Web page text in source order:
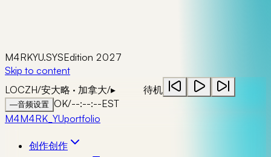
M4RKYU.SYSEdition 2027
Skip to content
LOCZH/安大略 · 加拿大/▸ 待机
—音频设置 OK/--:--:--EST
M4M4RK_YUportfolio
创作创作